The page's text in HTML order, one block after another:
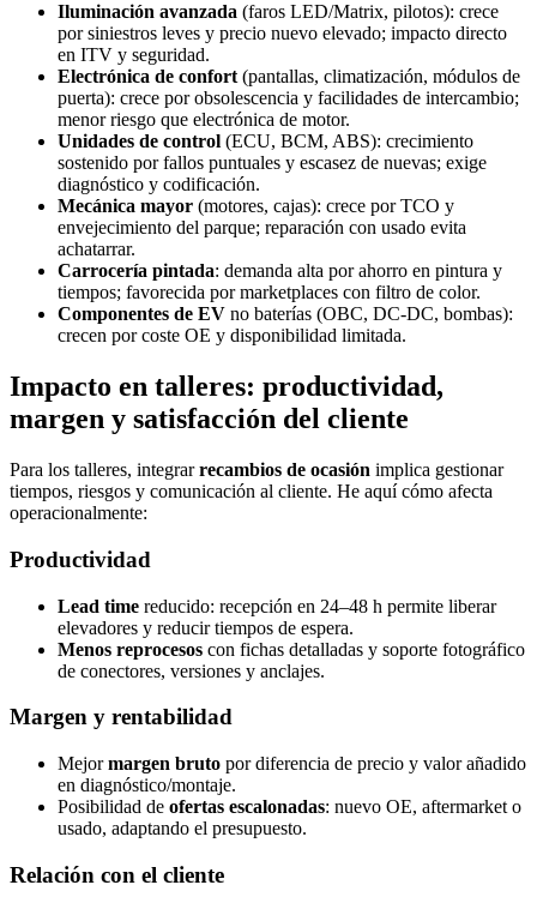
Iluminación avanzada (faros LED/Matrix, pilotos): crece
por siniestros leves y precio nuevo elevado; impacto directo
en ITV y seguridad.
Electrónica de confort(pantallas, climatización, módulos de
puerta): crece por obsolescencia y facilidades de intercambio;
menor riesgo que electrónica de motor.
Unidades de control (ECU, BCM, ABS): crecimiento
sostenido por fallos puntuales y escasez de nuevas; exige
diagnóstico y codificación.
Mecánica mayor (motores, cajas): crece por TCO y
envejecimiento del parque; reparación con usado evita
achatarrar.
Carrocería pintada: demanda alta por ahorro en pintura y
tiempos; favorecida por marketplaces con filtro de color.
Componentes de EV no baterías (OBC, DC-DC, bombas):
crecen por coste OE y disponibilidad limitada.
Impacto en talleres: productividad,
margen y satisfacción del cliente
Para los talleres, integrarrecambios de ocasión implica gestionar
tiempos, riesgos y comunicación al cliente. He aquí cómo afecta
operacionalmente:
Productividad
Lead time reducido: recepción en 24–48 h permite liberar
elevadores y reducir tiempos de espera.
Menos reprocesos con fichas detalladas y soporte fotográfico
de conectores, versiones y anclajes.
Margen y rentabilidad
Mejormargen bruto por diferencia de precio y valor añadido
en diagnóstico/montaje.
Posibilidad de ofertas escalonadas: nuevo OE, aftermarket o
usado, adaptando el presupuesto.
Relación con el cliente